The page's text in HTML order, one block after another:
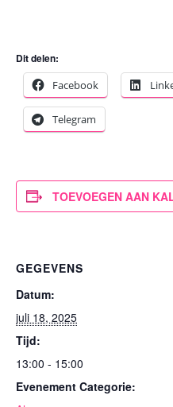
Dit delen:
Facebook
Telegram
TOEVOEGEN AAN
GEGEVENS
Datum:
juli 18, 2025
Tijd:
13:00 - 15:00
Evenement Categorie: